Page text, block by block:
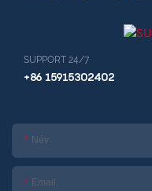
SUPPORT 24/7
+86 15915302402
Név
Email